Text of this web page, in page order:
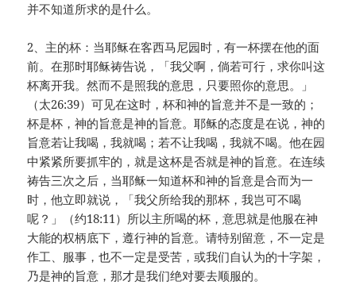
并不知道所求的是什么。
2、主的杯：当耶稣在客西马尼园时，有一杯摆在他的面
前。在那时耶稣祷告说，「我父啊，倘若可行，求你叫这
杯离开我。然而不是照我的意思，只要照你的意思。」
（太26:39）可见在这时，杯和神的旨意并不是一致的；
杯是杯，神的旨意是神的旨意。耶稣的态度是在说，神的
旨意若让我喝，我就喝；若不让我喝，我就不喝。他在园
中紧紧所要抓牢的，就是这杯是否就是神的旨意。在连续
祷告三次之后，当耶稣一知道杯和神的旨意是合而为一
时，他立即就说，「我父所给我的那杯，我岂可不喝
呢？」（约18:11）所以主所喝的杯，意思就是他服在神
大能的权柄底下，遵行神的旨意。请特别留意，不一定是
作工、服事，也不一定是受苦，或我们自认为的十字架，
乃是神的旨意，那才是我们绝对要去顺服的。